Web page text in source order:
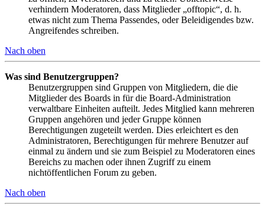
verhindern Moderatoren, dass Mitglieder „offtopic“, d. h.
etwas nicht zum Thema Passendes, oder Beleidigendes bzw.
Angreifendes schreiben.
Nach oben
Was sind Benutzergruppen?
Benutzergruppen sind Gruppen von Mitgliedern, die die
Mitglieder des Boards in für die Board-Administration
verwaltbare Einheiten aufteilt. Jedes Mitglied kann mehreren
Gruppen angehören und jeder Gruppe können
Berechtigungen zugeteilt werden. Dies erleichtert es den
Administratoren, Berechtigungen für mehrere Benutzer auf
einmal zu ändern und sie zum Beispiel zu Moderatoren eines
Bereichs zu machen oder ihnen Zugriff zu einem
nichtöffentlichen Forum zu geben.
Nach oben